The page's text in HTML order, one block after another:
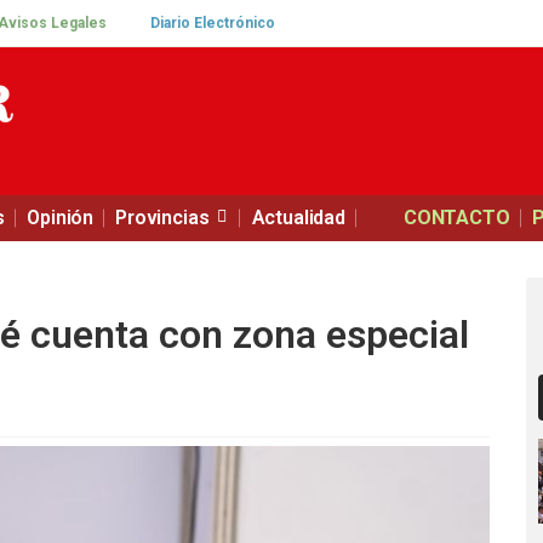
Legales Diario Electrónico
Opinión Provincias Actualidad CONTACTO
cuenta con zona especial